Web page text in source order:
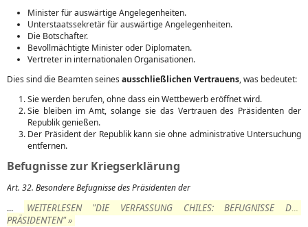
Minister für auswärtige Angelegenheiten.
Unterstaatssekretär für auswärtige Angelegenheiten.
Die Botschafter.
Bevollmächtigte Minister oder Diplomaten.
Vertreter in internationalen Organisationen.
Dies sind die Beamten seines ausschließlichen Vertrauens, was bedeutet:
Sie werden berufen, ohne dass ein Wettbewerb eröffnet wird.
Sie bleiben im Amt, solange sie das Vertrauen des Präsidenten der
Republik genießen.
Der Präsident der Republik kann sie ohne administrative Untersuchung
entfernen.
Befugnisse zur Kriegserklärung
Art. 32. Besondere Befugnisse des Präsidenten der
...
WEITERLESEN "DIE VERFASSUNG CHILES: BEFUGNISSE DES
PRÄSIDENTEN" »